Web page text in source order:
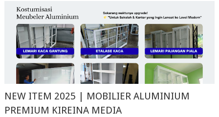
NEW ITEM 2025 | MOBILIER ALUMINIUM
PREMIUM KIREINA MEDIA